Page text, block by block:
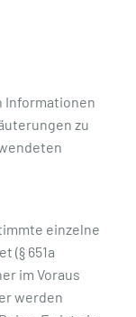
Informationen
zu
einzelne
(§ 651a
im Voraus
werden